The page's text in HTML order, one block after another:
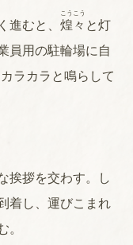
むと、 煌々
こうこう
と灯
員用の駐輪場に自
ラカラと鳴らして
挨拶を交わす。し
着し、運びこまれ